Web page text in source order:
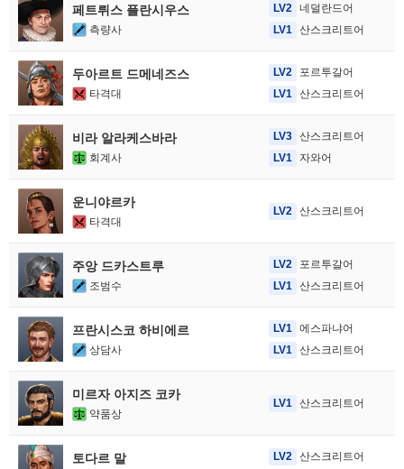
페트뤼스 플란시우스
측량사
LV2
네덜란드어
LV1
산스크리트어
두아르트 드메네즈스
타격대
LV2
포르투갈어
LV1
산스크리트어
비라 알라케스바라
회계사
LV3 산스크리트어
LV1
자와어
운니야르카
타격대
LV2 산스크리트어
주앙 드카스트루
조범수
LV2
포르투갈어
LV1
산스크리트어
프란시스코 하비에르
상담사
LV1
에스파냐어
LV1
산스크리트어
미르자 아지즈 코카
약품상
LV1 산스크리트어
토다르 말 LV2
산스크리트어